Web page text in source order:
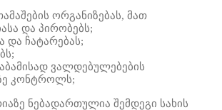
ორგანიზებას, მათ
და პირობებს;
და ჩატარებას;
ვალდებულებების
კონტროლს;
ნებადართულია შემდეგი სახის